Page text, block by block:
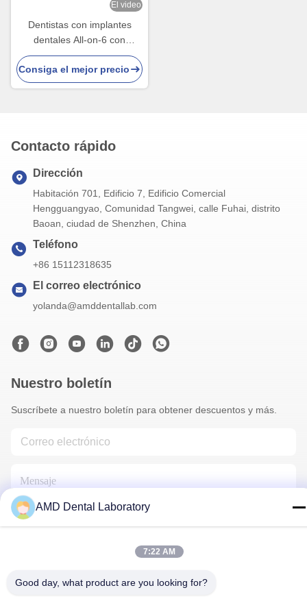
El video
Dentistas con implantes
dentales All-on-6 con
estabilidad y comodidad
Consiga el mejor precio
Contacto rápido
Dirección
Habitación 701, Edificio 7, Edificio Comercial
Hengguangyao, Comunidad Tangwei, calle Fuhai, distrito
Baoan, ciudad de Shenzhen, China
Teléfono
+86 15112318635
El correo electrónico
yolanda@amddentallab.com
Nuestro boletín
Suscríbete a nuestro boletín para obtener descuentos y más.
Éntrenos En Contacto Con
AMD Dental Laboratory
7:22 AM
Good day, what product are you looking for?